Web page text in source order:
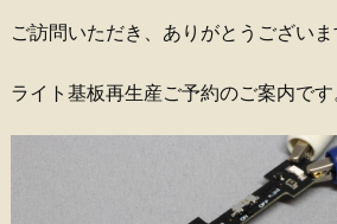
ご訪問いただき、ありがとうございま
ライト基板再生産ご予約のご案内です